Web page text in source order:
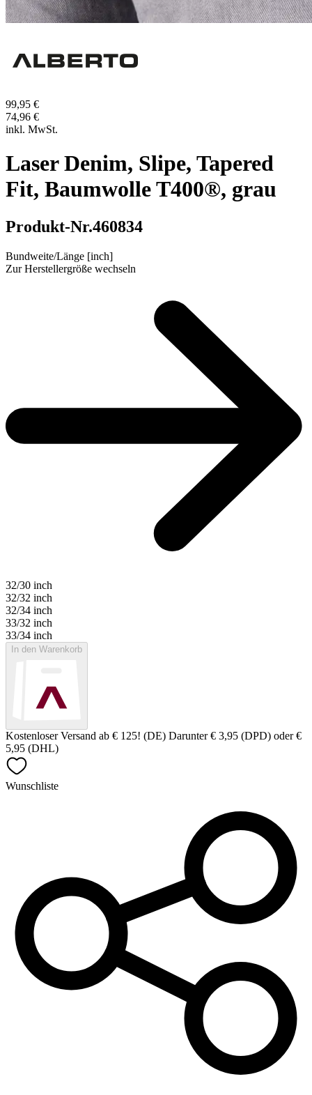
99,95 €
74,96 €
inkl. MwSt.
Laser Denim, Slipe, Tapered
Fit, Baumwolle T400®, grau
Produkt-Nr.460834
Bundweite/Länge [inch]
Zur Herstellergröße wechseln
32/30 inch
32/32 inch
32/34 inch
33/32 inch
33/34 inch
In den Warenkorb
Kostenloser Versand ab € 125! (DE) Darunter € 3,95 (DPD) oder €
5,95 (DHL)
Wunschliste